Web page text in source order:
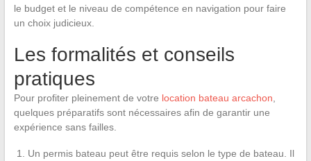
le budget et le niveau de compétence en navigation pour faire
un choix judicieux.
Les formalités et conseils
pratiques
Pour profiter pleinement de votre location bateau arcachon
quelques préparatifs sont nécessaires afin de garantir une
expérience sans failles.
Un permis bateau peut être requis selon le type de bateau. Il